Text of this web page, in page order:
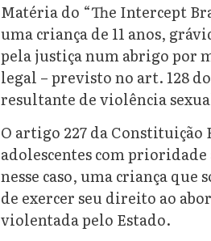
Matéria do “The Intercept
uma criança de 11 anos,
pela justiça num abrigo por
legal – previsto no art. 128
resultante de violência
O artigo 227 da Constituição
adolescentes com
nesse caso, uma criança
de exercer seu direito ao
violentada pelo Estado.